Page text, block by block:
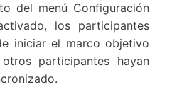
del menú Configuración
los participantes
iniciar el marco objetivo
participantes hayan